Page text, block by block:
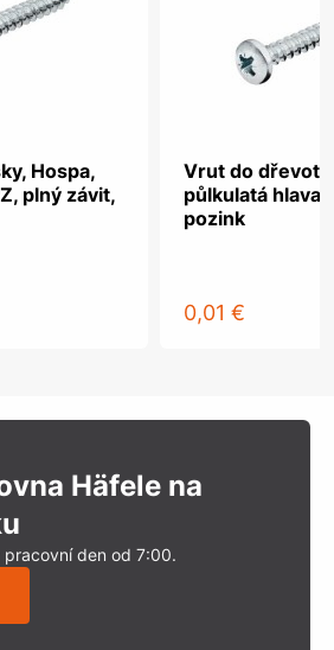
Hospa,
plný závit,
Vrut do
půlkulatá hlava,
pozink
0,01 €
Häfele na
den od 7:00.